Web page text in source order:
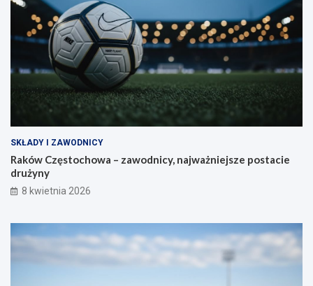
SKŁADY I ZAWODNICY
Raków Częstochowa – zawodnicy, najważniejsze postacie
drużyny
8 kwietnia 2026